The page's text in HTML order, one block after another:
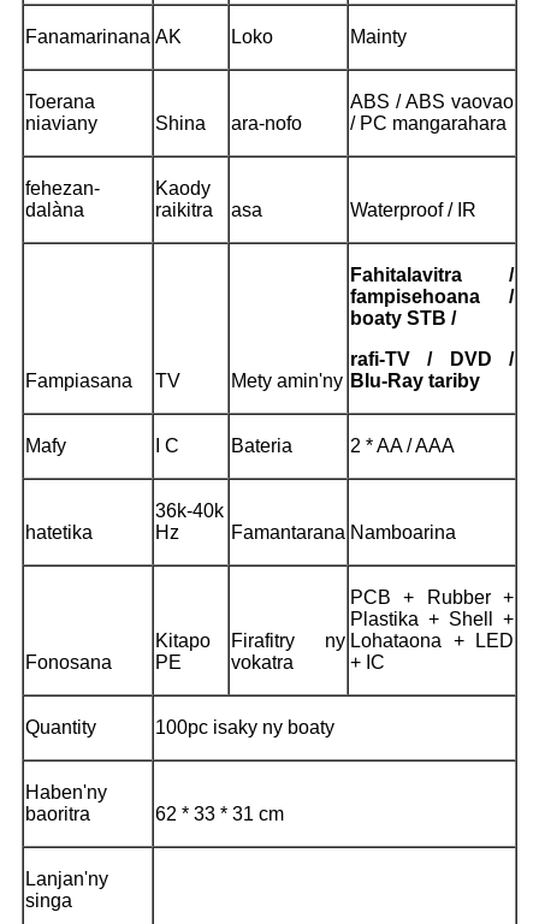
Fanamarinana AK Loko Mainty
Toerana
niaviany
Shina ara-nofo
ABS / ABS vaovao
/ PC mangarahara
fehezan-
dalàna
Kaody
raikitra
asa Waterproof / IR
Fampiasana TV Mety amin'ny
Fahitalavitra /
fampisehoana /
boaty STB /
rafi-TV / DVD /
Blu-Ray tariby
Mafy I C Bateria 2 * AA / AAA
hatetika
36k-40k
Hz
Famantarana Namboarina
Fonosana
Kitapo
PE
Firafitry ny
vokatra
PCB + Rubber +
Plastika + Shell +
Lohataona + LED
+ IC
Quantity 100pc isaky ny boaty
Haben'ny
baoritra
62 * 33 * 31 cm
Lanjan'ny
singa